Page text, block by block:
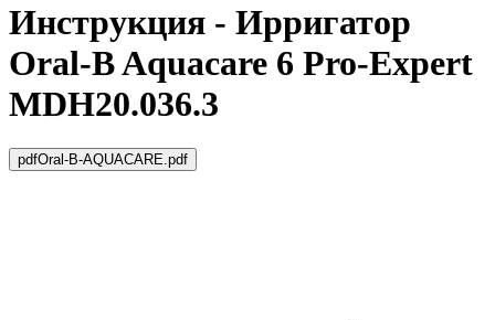
Инструкция - Ирригатор
Oral-B Aquacare 6 Pro-Expert
MDH20.036.3
pdfOral-B-AQUACARE.pdf